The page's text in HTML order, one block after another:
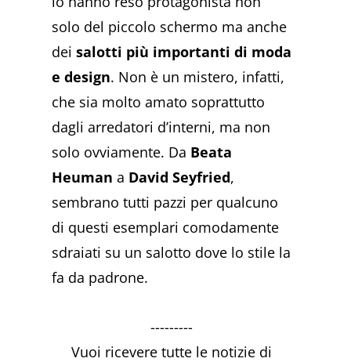
solo del piccolo schermo ma anche
deisalotti più importanti di moda
e design. Non è un mistero, infatti,
che sia molto amato soprattutto
dagli arredatori d’interni, ma non
solo ovviamente. Da Beata
Heuman a David Seyfried,
sembrano tutti pazzi per qualcuno
di questi esemplari comodamente
sdraiati su un salotto dove lo stile la
fa da padrone.
---------
Vuoi ricevere tutte le notizie di